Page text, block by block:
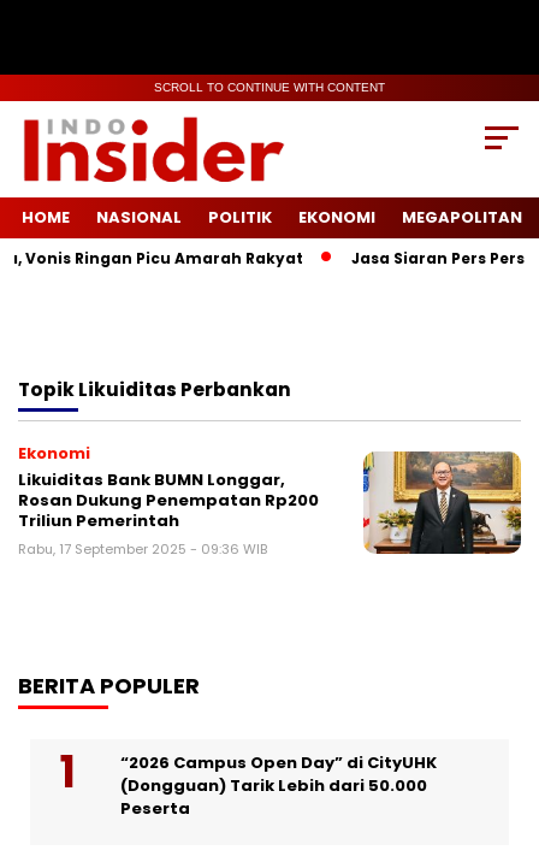
SCROLL TO CONTINUE WITH CONTENT
HOME NASIONAL POLITIK EKONOMI MEGAPOLITAN
Vonis Ringan Picu Amarah Rakyat Jasa Siaran Pers
TopikLikuiditas Perbankan
Ekonomi
Likuiditas Bank BUMN Longgar,
Rosan Dukung Penempatan Rp200
Triliun Pemerintah
Rabu, 17 September 2025 - 09:36 WIB
BERITA POPULER
“2026 Campus Open Day” di CityUHK
(Dongguan) Tarik Lebih dari 50.000
Peserta